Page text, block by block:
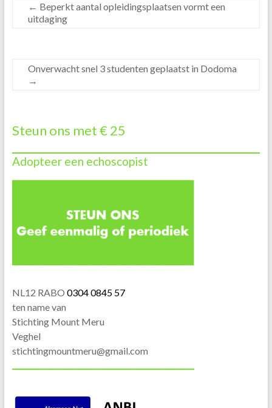
← Beperkt aantal opleidingsplaatsen vormt een
uitdaging
Onverwacht snel 3 studenten geplaatst in Dodoma
→
Steun ons met € 25
Adopteer een echoscopist
NL12 RABO 0304 0845 57
ten name van
Stichting Mount Meru
Veghel
stichtingmountmeru@gmail.com